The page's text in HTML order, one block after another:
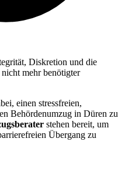
Diskretion und die
mehr benötigter
einen stressfreien,
Behördenumzug in Düren zu
stehen bereit, um
Übergang zu